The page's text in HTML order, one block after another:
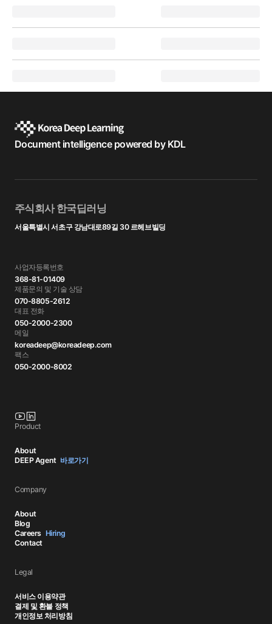
Document intelligence powered by KDL
주식회사 한국딥러닝
서울특별시 서초구 강남대로89길 30 르헤브빌딩
사업자등록번호
368-81-01409
제품문의 및 기술 상담
070-8805-2612
대표 전화
050-2000-2300
메일
koreadeep@koreadeep.com
팩스
050-2000-8002
Product
About
DEEP Agent 바로가기
Company
About
Blog
Careers Hiring
Contact
Legal
서비스 이용약관
결제 및 환불 정책
개인정보 처리방침